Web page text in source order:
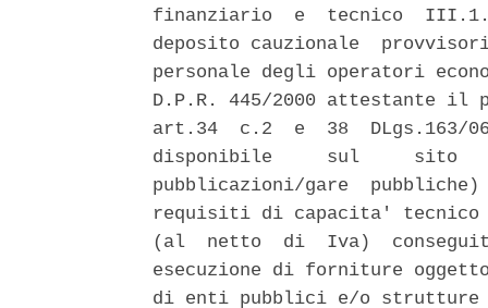
finanziario  e  tecnico
deposito cauzionale
personale degli operatori
D.P.R. 445/2000 attestante
art.34  c.2  e  38
disponibile     sul     sito
pubblicazioni/gare
requisiti di capacita' tecnico
(al  netto  di  Iva)
esecuzione di forniture
di enti pubblici e/o